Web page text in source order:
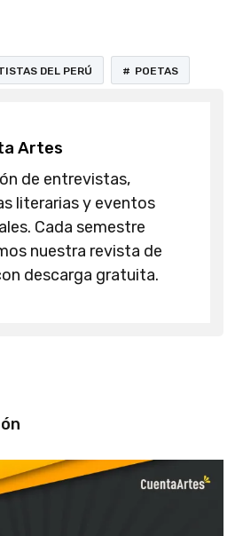
DEL PERÚ POETAS
Artes
de entrevistas,
literarias y eventos
Cada semestre
nuestra revista de
descarga gratuita.